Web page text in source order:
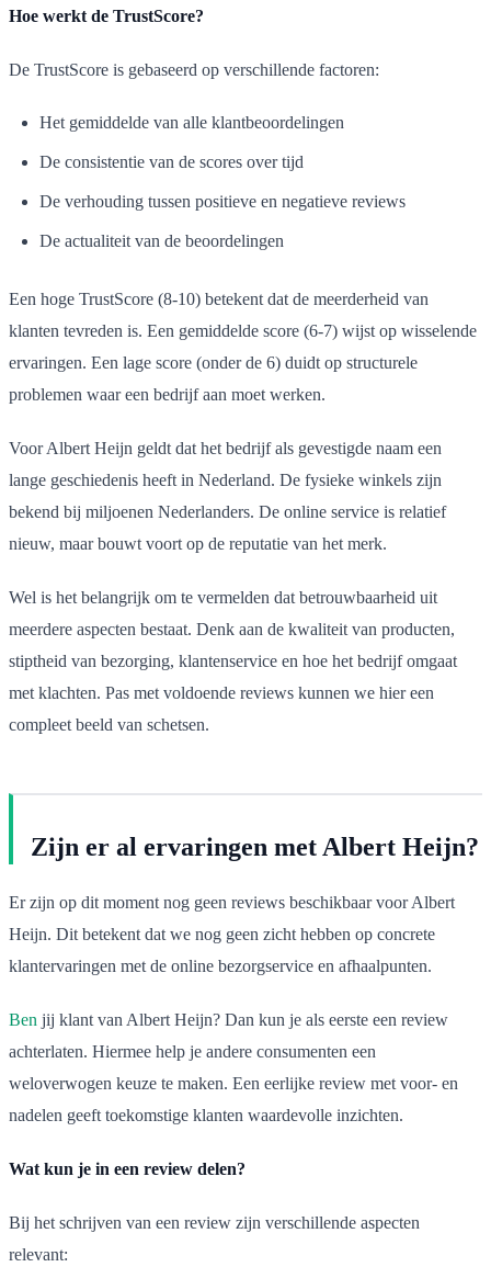
Hoe werkt de TrustScore?
De TrustScore is gebaseerd op verschillende factoren:
Het gemiddelde van alle klantbeoordelingen
De consistentie van de scores over tijd
De verhouding tussen positieve en negatieve reviews
De actualiteit van de beoordelingen
Een hoge TrustScore (8-10) betekent dat de meerderheid van
klanten tevreden is. Een gemiddelde score (6-7) wijst op wisselende
ervaringen. Een lage score (onder de 6) duidt op structurele
problemen waar een bedrijf aan moet werken.
Voor Albert Heijn geldt dat het bedrijf als gevestigde naam een
lange geschiedenis heeft in Nederland. De fysieke winkels zijn
bekend bij miljoenen Nederlanders. De online service is relatief
nieuw, maar bouwt voort op de reputatie van het merk.
Wel is het belangrijk om te vermelden dat betrouwbaarheid uit
meerdere aspecten bestaat. Denk aan de kwaliteit van producten,
stiptheid van bezorging, klantenservice en hoe het bedrijf omgaat
met klachten. Pas met voldoende reviews kunnen we hier een
compleet beeld van schetsen.
Zijn er al ervaringen met Albert Heijn?
Er zijn op dit moment nog geen reviews beschikbaar voor Albert
Heijn. Dit betekent dat we nog geen zicht hebben op concrete
klantervaringen met de online bezorgservice en afhaalpunten.
Ben jij klant van Albert Heijn? Dan kun je als eerste een review
achterlaten. Hiermee help je andere consumenten een
weloverwogen keuze te maken. Een eerlijke review met voor- en
nadelen geeft toekomstige klanten waardevolle inzichten.
Wat kun je in een review delen?
Bij het schrijven van een review zijn verschillende aspecten
relevant: